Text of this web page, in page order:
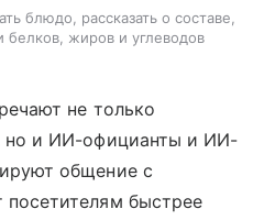
блюдо, рассказать о составе,
белков, жиров и углеводов
не только
но и ИИ-официанты и ИИ-
общение с
быстрее